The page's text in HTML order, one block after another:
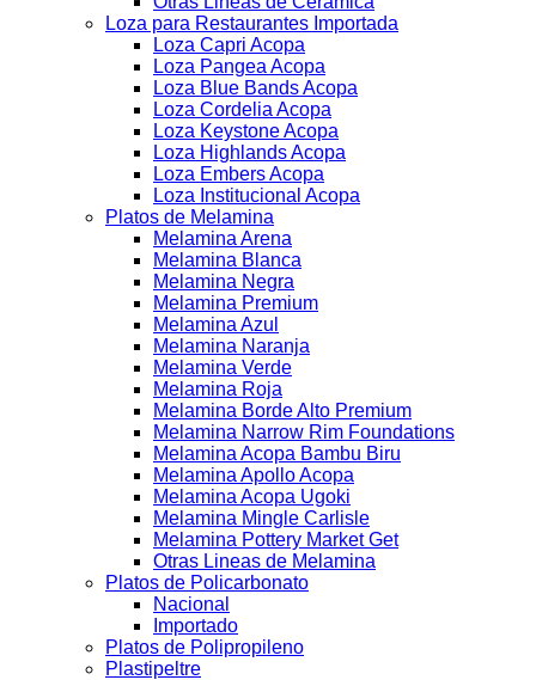
Loza para Restaurantes Importada
Loza Capri Acopa
Loza Pangea Acopa
Loza Blue Bands Acopa
Loza Cordelia Acopa
Loza Keystone Acopa
Loza Highlands Acopa
Loza Embers Acopa
Loza Institucional Acopa
Platos de Melamina
Melamina Arena
Melamina Blanca
Melamina Negra
Melamina Premium
Melamina Azul
Melamina Naranja
Melamina Verde
Melamina Roja
Melamina Borde Alto Premium
Melamina Narrow Rim Foundations
Melamina Acopa Bambu Biru
Melamina Apollo Acopa
Melamina Acopa Ugoki
Melamina Mingle Carlisle
Melamina Pottery Market Get
Otras Lineas de Melamina
Platos de Policarbonato
Nacional
Importado
Platos de Polipropileno
Plastipeltre